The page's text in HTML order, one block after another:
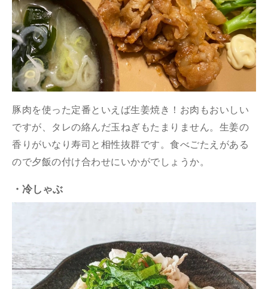
豚肉を使った定番といえば生姜焼き！お肉もおいしい
ですが、タレの絡んだ玉ねぎもたまりません。生姜の
香りがいなり寿司と相性抜群です。食べごたえがある
ので夕飯の付け合わせにいかがでしょうか。
・冷しゃぶ